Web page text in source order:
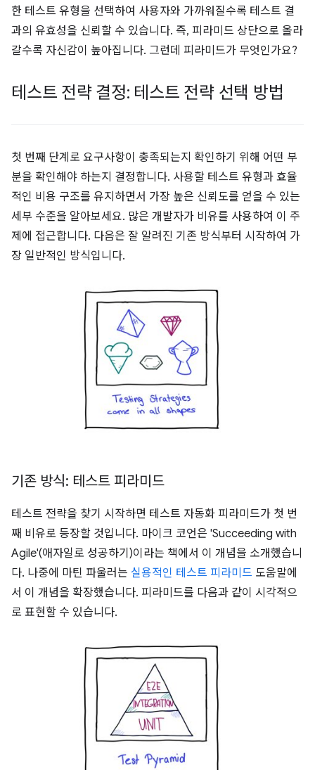
한 테스트 유형을 선택하여 사용자와 가까워질수록 테스트 결
과의 유효성을 신뢰할 수 있습니다. 즉, 피라미드 상단으로 올라
갈수록 자신감이 높아집니다. 그런데 피라미드가 무엇인가요?
테스트 전략 결정: 테스트 전략 선택 방법
첫 번째 단계로 요구사항이 충족되는지 확인하기 위해 어떤 부
분을 확인해야 하는지 결정합니다. 사용할 테스트 유형과 효율
적인 비용 구조를 유지하면서 가장 높은 신뢰도를 얻을 수 있는
세부 수준을 알아보세요. 많은 개발자가 비유를 사용하여 이 주
제에 접근합니다. 다음은 잘 알려진 기존 방식부터 시작하여 가
장 일반적인 방식입니다.
기존 방식: 테스트 피라미드
테스트 전략을 찾기 시작하면 테스트 자동화 피라미드가 첫 번
째 비유로 등장할 것입니다. 마이크 코언은 'Succeeding with
Agile'(애자일로 성공하기)이라는 책에서 이 개념을 소개했습니
다. 나중에 마틴 파울러는 실용적인 테스트 피라미드 도움말에
서 이 개념을 확장했습니다. 피라미드를 다음과 같이 시각적으
로 표현할 수 있습니다.